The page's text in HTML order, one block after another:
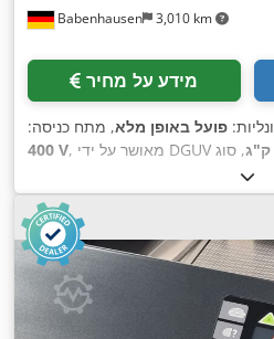
Babenhausen 3,010 km
מידע על מחיר
פועל באופן מלא, מתח כניסה:
400 V
, סוג
כניסה:
2023,